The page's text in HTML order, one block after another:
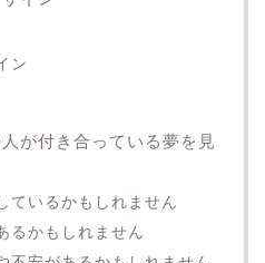
ン
が付き合っている夢を見
ているかもしれません
るかもしれません